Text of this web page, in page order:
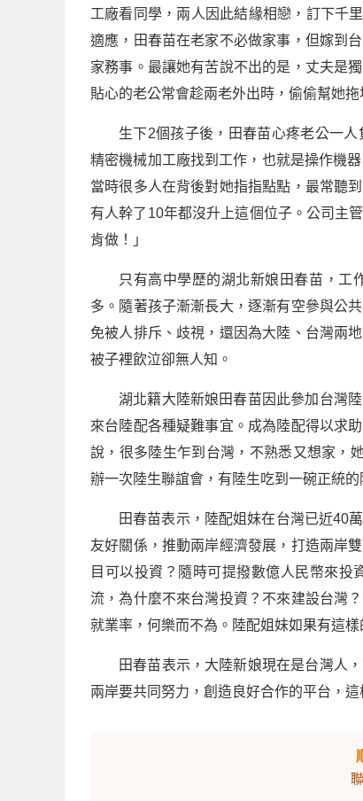
工廠看同學，兩人因此結緣相戀，訂下千
適應，田春苗在老家不必做家事，但嫁到
家務事。最讓她有苦說不出的是，丈夫是
貼心的老公常會趁兩老外出時，偷偷幫她
生下2個孩子後，田春苗心疼老公一
精密機械加工廠找到工作，也就是操作機
當時很多人在背後對她指指點點，最常聽
有人幹了10年都沒升上這個位子。公司主
肯做！」
只有高中學歷的湖北新娘田春苗，工
多。隨著孩子漸漸長大，逐漸有空參與公
免被人排斥、歧視，還因為大陸、台灣兩
被子裡飲泣卻無人知。
湖北籍大陸新娘田春苗因此參加台灣
來台陸配各種疑難事宜。成為陸配得以求
說，很多陸生乍到台灣，不熟悉又想家，
辦一次陸生聯誼會，有陸生吃到一碗正統
田春苗表示，陸配姐妹在台灣已近40
友好關係，推動兩岸經濟發展，打造兩岸
目可以投資？隨時可提撥數億人民幣來
流，為什麼不來台灣投資？不來建設台灣
就業率，何樂而不為。陸配姐妹如果有這
田春苗表示，大陸新娘現在是台灣人
兩岸要共同努力，創造良好合作的平台，